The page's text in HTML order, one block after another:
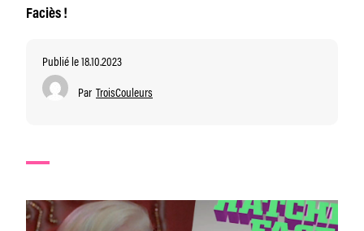
Faciès !
Publié le 18.10.2023
Par TroisCouleurs